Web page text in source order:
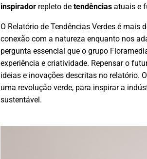
inspirador repleto de tendências atuais e
O Relatório de Tendências Verdes é mais
conexão com a natureza enquanto nos
pergunta essencial que o grupo
experiência e criatividade. Repensar o
ideias e inovações descritas no relatório.
uma revolução verde, para inspirar a
sustentável.